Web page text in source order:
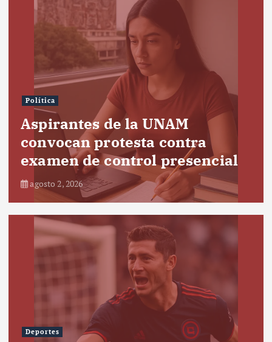
Política
Aspirantes de la UNAM
convocan protesta contra
examen de control presencial
agosto 2, 2026
Deportes